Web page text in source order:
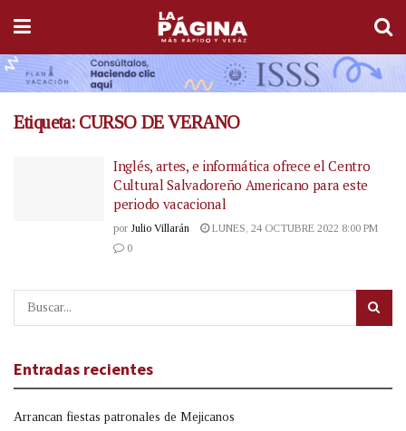
Etiqueta: CURSO DE VERANO
Inglés, artes, e informática ofrece el Centro
Cultural Salvadoreño Americano para este
periodo vacacional
por Julio Villarán
LUNES, 24 OCTUBRE 2022 8:00 PM
0
Entradas recientes
Arrancan fiestas patronales de Mejicanos